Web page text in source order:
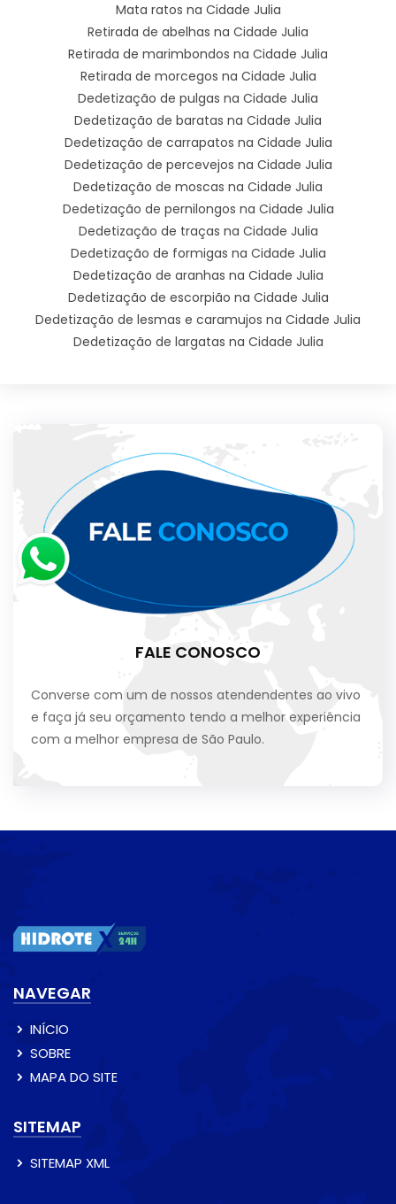
Mata ratos na Cidade Julia
Retirada de abelhas na Cidade Julia
Retirada de marimbondos na Cidade Julia
Retirada de morcegos na Cidade Julia
Dedetização de pulgas na Cidade Julia
Dedetização de baratas na Cidade Julia
Dedetização de carrapatos na Cidade Julia
Dedetização de percevejos na Cidade Julia
Dedetização de moscas na Cidade Julia
Dedetização de pernilongos na Cidade Julia
Dedetização de traças na Cidade Julia
Dedetização de formigas na Cidade Julia
Dedetização de aranhas na Cidade Julia
Dedetização de escorpião na Cidade Julia
Dedetização de lesmas e caramujos na Cidade Julia
Dedetização de largatas na Cidade Julia
FALE CONOSCO
Converse com um de nossos atendendentes ao vivo
e faça já seu orçamento tendo a melhor experiência
com a melhor empresa de São Paulo.
NAVEGAR
INÍCIO
SOBRE
MAPA DO SITE
SITEMAP
SITEMAP XML